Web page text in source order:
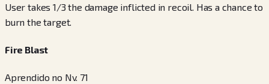
User takes 1/3 the damage inflicted in recoil. Has a chance to
burn the target.
Fire Blast
Aprendido no Nv. 71